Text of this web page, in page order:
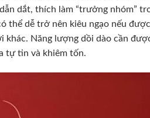
dắt, thích làm “trưởng nhóm”
thể dễ trở nên kiêu ngạo nếu
Năng lượng dồi dào cần
tự tin và khiêm tốn.